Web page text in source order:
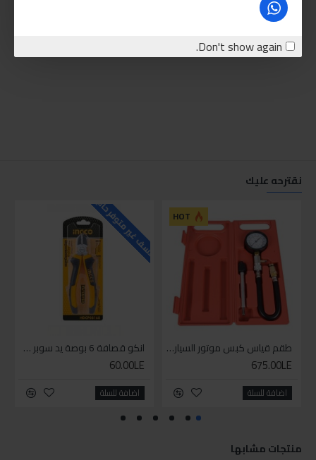
Don't show again.
نقترحه عليك
HOT
طقم قياس كبس موتور السياره 3 ق
675.00LE
اضافة للسلة
للاسف غير متوفر حاليا
انكو قصافة 6 بوصة يد سوبر وان
60.00LE
اضافة للسلة
منتجات مشابها